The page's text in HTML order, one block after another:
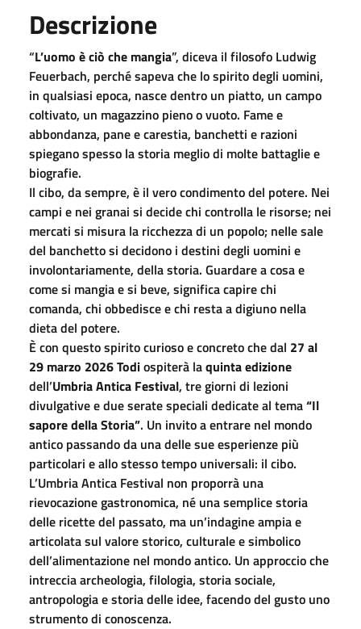
Descrizione
“L’uomo è ciò che mangia”, diceva il filosofo Ludwig
Feuerbach, perché sapeva che lo spirito degli uomini,
in qualsiasi epoca, nasce dentro un piatto, un campo
coltivato, un magazzino pieno o vuoto. Fame e
abbondanza, pane e carestia, banchetti e razioni
spiegano spesso la storia meglio di molte battaglie e
biografie.
Il cibo, da sempre, è il vero condimento del potere. Nei
campi e nei granai si decide chi controlla le risorse; nei
mercati si misura la ricchezza di un popolo; nelle sale
del banchetto si decidono i destini degli uomini e
involontariamente, della storia. Guardare a cosa e
come si mangia e si beve, significa capire chi
comanda, chi obbedisce e chi resta a digiuno nella
dieta del potere.
È con questo spirito curioso e concreto che dal 27 al
29 marzo 2026Todiospiterà laquinta edizione
dell’Umbria Antica Festival, tre giorni di lezioni
divulgative e due serate speciali dedicate al tema“Il
sapore della Storia”. Un invito a entrare nel mondo
antico passando da una delle sue esperienze più
particolari e allo stesso tempo universali: il cibo.
L’Umbria Antica Festival non proporrà una
rievocazione gastronomica, né una semplice storia
delle ricette del passato, ma un’indagine ampia e
articolata sul valore storico, culturale e simbolico
dell’alimentazione nel mondo antico. Un approccio che
intreccia archeologia, filologia, storia sociale,
antropologia e storia delle idee, facendo del gusto uno
strumento di conoscenza.